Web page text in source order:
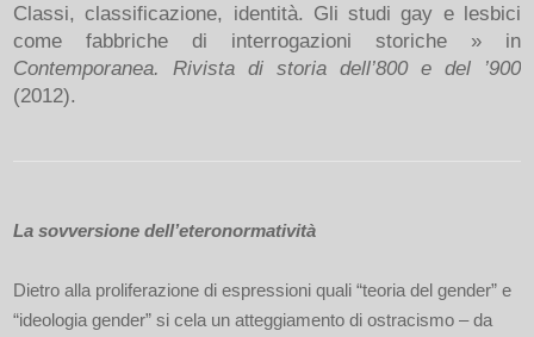
Classi, classificazione, identità. Gli studi gay e lesbici
come fabbriche di interrogazioni storiche » in
Contemporanea. Rivista di storia dell’800 e del ’900
(2012).
La sovversione dell’eteronormatività
Dietro alla proliferazione di espressioni quali “teoria del gender” e
“ideologia gender” si cela un atteggiamento di ostracismo – da